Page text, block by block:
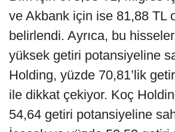
ve Akbank için ise 81,88 TL
belirlendi. Ayrıca, bu
yüksek getiri potansiyeline
Holding, yüzde 70,81’lik
ile dikkat çekiyor. Koç
54,64 getiri potansiyeline